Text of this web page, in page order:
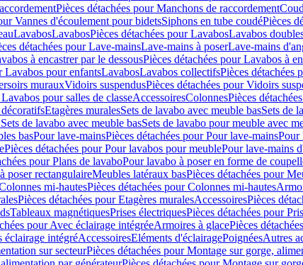
Pièces détachées pour Manchons de raccordement
Vannes d'écoulement pour bidetsSiphons en tube coudéPièces
LavabosLavabosPièces détachées pour LavabosLavabos
détachées pour Lave-mainsLave-mains à poserLave-mains
à encastrer par le dessousPièces détachées pour Lavabos à
Lavabos pour enfantsLavabosLavabos collectifsPièces détachées
murauxVidoirs suspendusPièces détachées pour Vidoirs
pour salles de classeAccessoiresColonnesPièces
Etagères muralesSets de lavabo avec meuble basSets de
de lavabo avec meuble basSets de lavabo pour meuble avec
basPour lave-mainsPièces détachées pour Pour lave-mainsPour
Pièces détachées pour Pour lavabos pour meublePour lave-mains
pour Plans de lavaboPour lavabo à poser en forme de
poser rectangulaireMeubles latéraux basPièces détachées pour
mi-hautesPièces détachées pour Colonnes mi-hautes
Pièces détachées pour Etagères muralesAccessoiresPièces
Tableaux magnétiquesPrises électriquesPièces détachées pour
pour Avec éclairage intégréeArmoires à glacePièces
éclairage intégréAccessoiresEléments d'éclairagePoignéesAutres
sur secteurPièces détachées pour Montage sur gorge,